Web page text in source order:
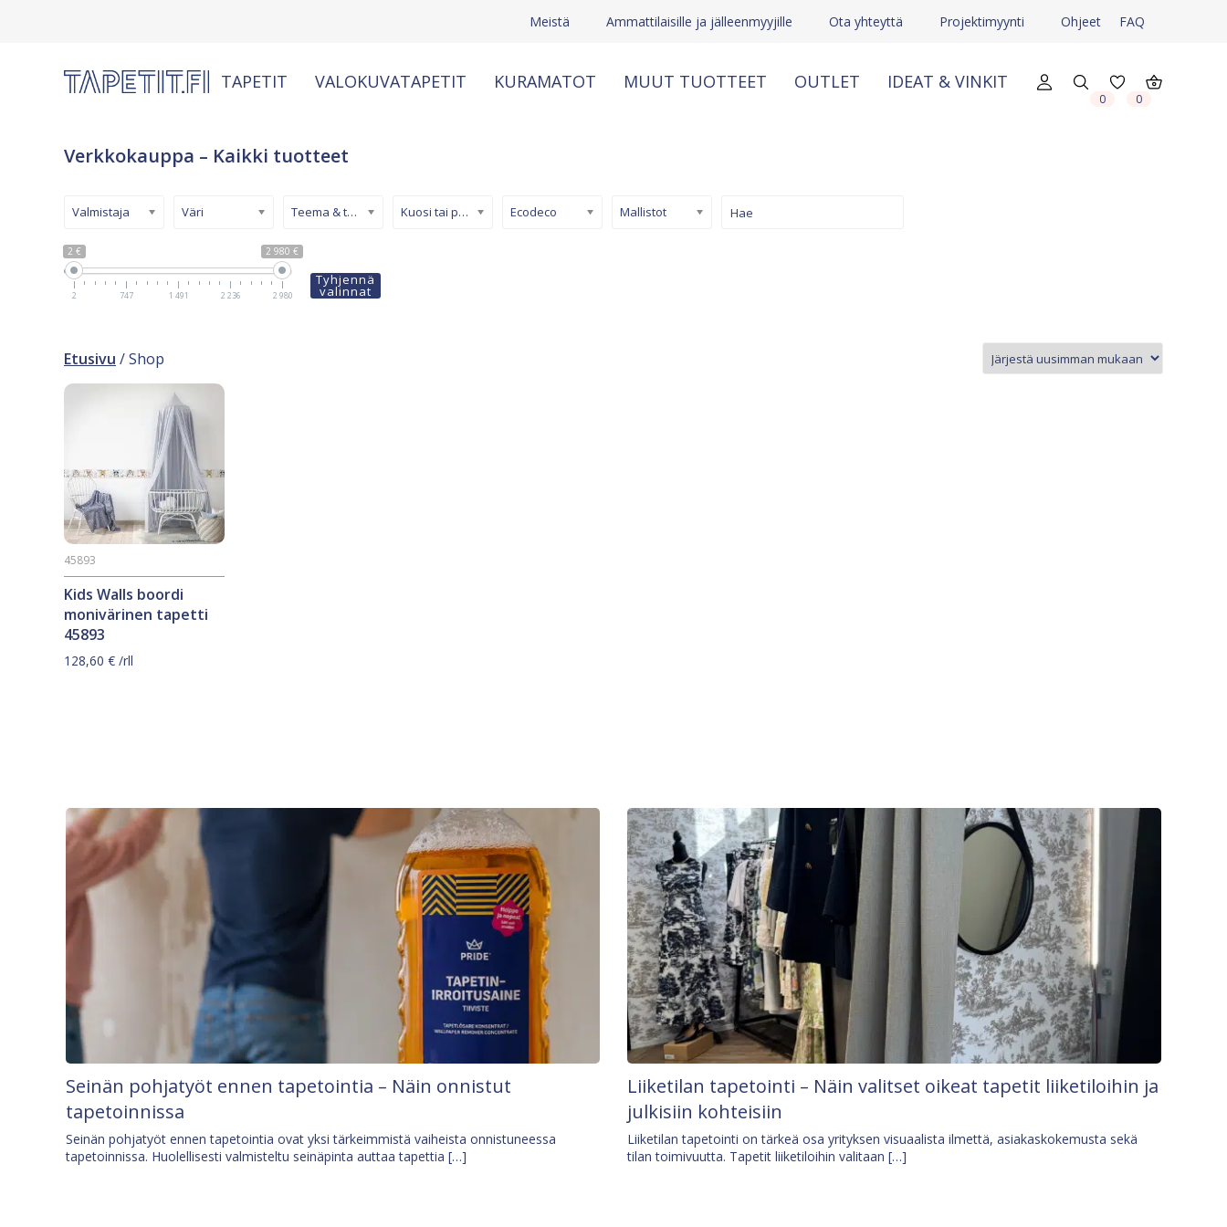
Meistä Ammattilaisille ja jälleenmyyjille Ota yhteyttä Projektimyynti Ohjeet FAQ
TAPETIT VALOKUVATAPETIT KURAMATOT MUUT TUOTTEET OUTLET IDEAT & VINKIT
0 0
Verkkokauppa – Kaikki tuotteet
2 € 2 980 €
2 747 1 491 2 236 2 980
Valmistaja Väri Teema & tyyli Kuosi tai pinta Ecodeco Mallistot
Tyhjennä
valinnat
Etusivu / Shop
Kids Walls boordi
monivärinen tapetti
45893
45893
128,60 € /rll
Seinän pohjatyöt ennen tapetointia – Näin onnistut
tapetoinnissa
Seinän pohjatyöt ennen tapetointia ovat yksi tärkeimmistä vaiheista onnistuneessa
tapetoinnissa. Huolellisesti valmisteltu seinäpinta auttaa tapettia […]
Liiketilan tapetointi – Näin valitset oikeat tapetit liiketiloihin ja
julkisiin kohteisiin
Liiketilan tapetointi on tärkeä osa yrityksen visuaalista ilmettä, asiakaskokemusta sekä
tilan toimivuutta. Tapetit liiketiloihin valitaan […]